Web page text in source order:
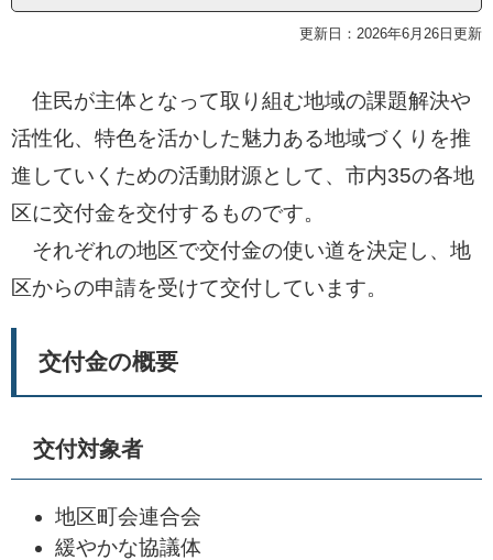
更新日：2026年6月26日更新
住民が主体となって取り組む地域の課題解決や
活性化、特色を活かした魅力ある地域づくりを推
進していくための活動財源として、市内35の各地
区に交付金を交付するものです。
それぞれの地区で交付金の使い道を決定し、地
区からの申請を受けて交付しています。
交付金の概要
交付対象者
地区町会連合会
緩やかな協議体